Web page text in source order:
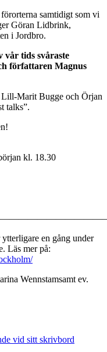
samtidigt som vi
Göran Lidbrink,
i Jordbro.
vår tids svåraste
författaren Magnus
Lill-Marit Bugge och Örjan
talks”.
kl. 18.30
ytterligare en gång under
Läs mer på:
Wennstamsamt ev.